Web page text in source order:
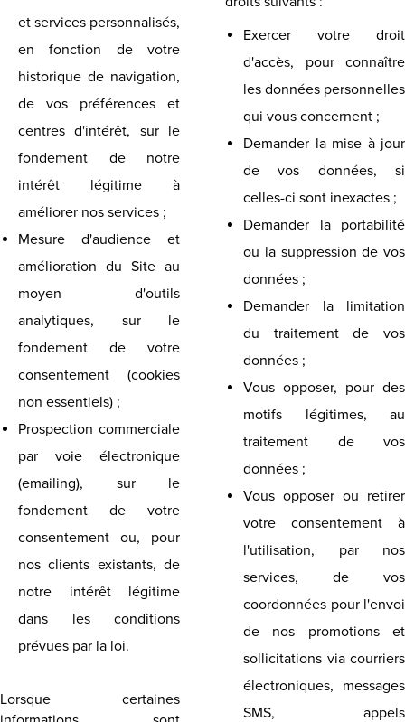
et services personnalisés,
en fonction de votre
historique de navigation,
de vos préférences et
centres d'intérêt, sur le
fondement de notre
intérêt légitime à
améliorer nos services ;
Mesure d'audience et
amélioration du Site au
moyen d'outils
analytiques, sur le
fondement de votre
consentement (cookies
non essentiels) ;
Prospection commerciale
par voie électronique
(emailing), sur le
fondement de votre
consentement ou, pour
nos clients existants, de
notre intérêt légitime
dans les conditions
prévues par la loi.
Lorsque certaines
Exercer votre droit
d'accès, pour connaître
les données personnelles
qui vous concernent ;
Demander la mise à jour
de vos données, si
celles-ci sont inexactes ;
Demander la portabilité
ou la suppression de vos
données ;
Demander la limitation
du traitement de vos
données ;
Vous opposer, pour des
motifs légitimes, au
traitement de vos
données ;
Vous opposer ou retirer
votre consentement à
l'utilisation, par nos
services, de vos
coordonnées pour l'envoi
de nos promotions et
sollicitations via courriers
électroniques, messages
SMS, appels